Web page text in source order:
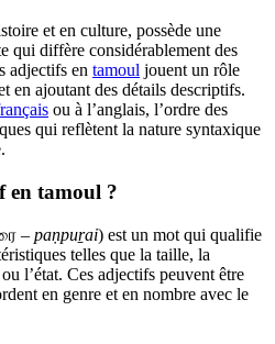
et en culture, possède une
qui diffère considérablement des
adjectifs en tamoul jouent un rôle
en ajoutant des détails descriptifs.
ou à l’anglais, l’ordre des
qui reflètent la nature syntaxique
en tamoul ?
– paṇpuṟai) est un mot qui qualifie
telles que la taille, la
l’état. Ces adjectifs peuvent être
en genre et en nombre avec le